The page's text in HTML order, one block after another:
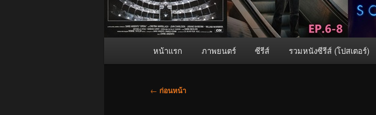
หน้าแรก ภาพยนตร์ ซีรีส์ รวมหนังซีรีส์ (โปสเตอร์)
เมนู
← ก่อนหน้า